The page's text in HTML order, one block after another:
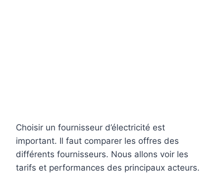
Choisir un fournisseur d’électricité est
important. Il faut comparer les offres des
différents fournisseurs. Nous allons voir les
tarifs et performances des principaux acteurs.